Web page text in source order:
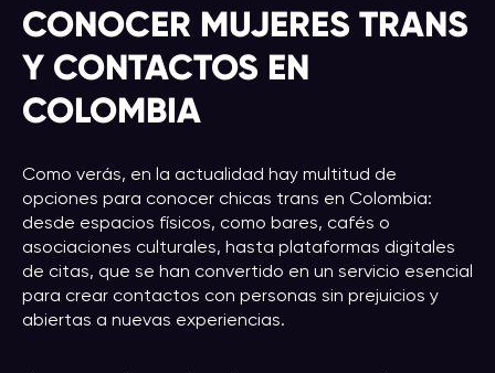
CONOCER MUJERES TRANS
Y CONTACTOS EN
COLOMBIA
Como verás, en la actualidad hay multitud de
opciones para conocer chicas trans en Colombia:
desde espacios físicos, como bares, cafés o
asociaciones culturales, hasta plataformas digitales
de citas, que se han convertido en un servicio esencial
para crear contactos con personas sin prejuicios y
abiertas a nuevas experiencias.